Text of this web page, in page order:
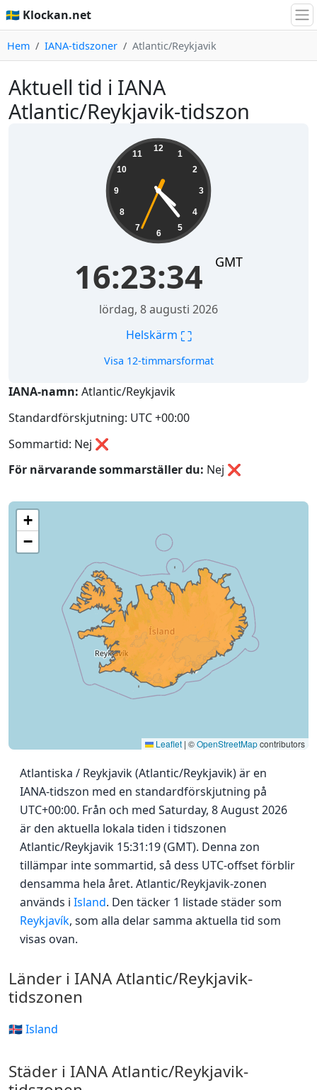
🇸🇪 Klockan.net
Hem IANA-tidszoner Atlantic/Reykjavik
Aktuell tid i IANA
Atlantic/Reykjavik-tidszon
12
1
2
3
4
5
6
7
8
9
10
11
16:23:34 GMT
lördag, 8 augusti 2026
Helskärm ⛶
Visa 12-timmarsformat
IANA-namn: Atlantic/Reykjavik
Standardförskjutning: UTC +00:00
Sommartid: Nej ❌
För närvarande sommarställer du: Nej ❌
+
−
Leaflet | ©OpenStreetMapcontributors
Atlantiska / Reykjavik (Atlantic/Reykjavik) är en
IANA-tidszon med en standardförskjutning på
UTC+00:00. Från och med Saturday, 8 August 2026
är den aktuella lokala tiden i tidszonen
Atlantic/Reykjavik 15:31:19 (GMT). Denna zon
tillämpar inte sommartid, så dess UTC-offset förblir
densamma hela året. Atlantic/Reykjavik-zonen
används i Island. Den täcker 1 listade städer som
Reykjavík, som alla delar samma aktuella tid som
visas ovan.
Länder i IANA Atlantic/Reykjavik-
tidszonen
🇮🇸 Island
Städer i IANA Atlantic/Reykjavik-